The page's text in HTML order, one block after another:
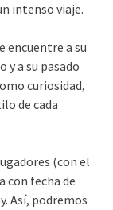
intenso viaje.
encuentre a su
y a su pasado
curiosidad,
de cada
(con el
con fecha de
Así, podremos